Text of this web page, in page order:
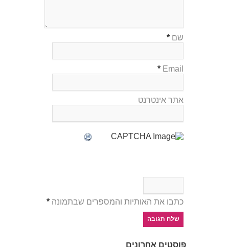
שם *
Email
*
אתר אינטרנט
כתבו את האותיות והמספרים שבתמונה *
פוסטים אחרונים